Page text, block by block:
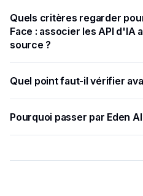
d'IA au sein d'une seule
Face est réputé pour l'accent
Quels critères regarder
Face : associer les API d'IA
source ?
précieuse pour les
développeurs qui souhaitent
modèles et techniques d'IA de
Quel point faut-il vérifier
sans avoir à se plonger dans
développement de modèles.
Pourquoi passer par Eden AI
tests et limite les intégrations à